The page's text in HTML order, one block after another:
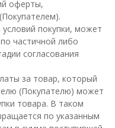
оферты,
покупки, может
частичной либо
согласования
за товар, который
(Покупателю) может
товара. В таком
по указанным